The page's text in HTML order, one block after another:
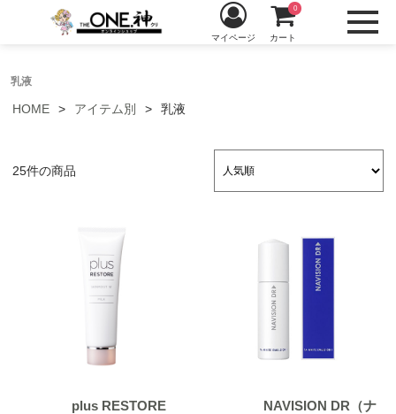
乳液
マイページ カート
0
HOME アイテム別 乳液
25件の商品
plus RESTORE
NAVISION DR（ナ